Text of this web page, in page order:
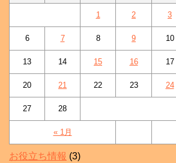
« 1月
1 2 3
6 7 8 9 10
13 14 15 16 17
20 21 22 23 24
27 28
お役立ち情報 (3)